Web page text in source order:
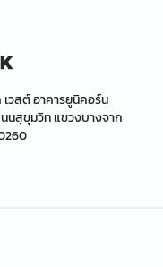
เวสต์ อาคารยูนิคอร์น
นสุขุมวิท แขวงบางจาก